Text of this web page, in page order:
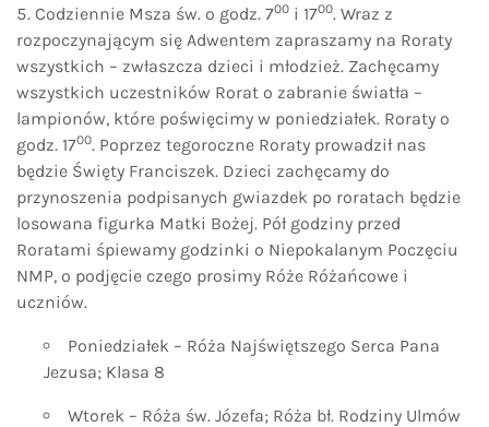
Codziennie Msza św. o godz. 700 i 1700. Wraz z
rozpoczynającym się Adwentem zapraszamy na Roraty
wszystkich – zwłaszcza dzieci i młodzież. Zachęcamy
wszystkich uczestników Rorat o zabranie światła –
lampionów, które poświęcimy w poniedziałek. Roraty o
godz. 1700. Poprzez tegoroczne Roraty prowadził nas
będzie Święty Franciszek. Dzieci zachęcamy do
przynoszenia podpisanych gwiazdek po roratach będzie
losowana figurka Matki Bożej. Pół godziny przed
Roratami śpiewamy godzinki o Niepokalanym Poczęciu
NMP, o podjęcie czego prosimy Róże Różańcowe i
uczniów.
Poniedziałek – Róża Najświętszego Serca Pana
Jezusa; Klasa 8
Wtorek – Róża św. Józefa; Róża bł. Rodziny Ulmów